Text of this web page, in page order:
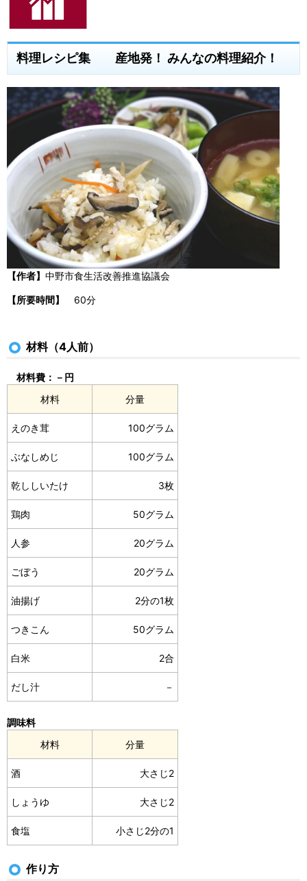
料理レシピ集 産地発！ みんなの料理紹介！
【作者】 中野市食生活改善推進協議会
【所要時間】 60分
材料（4人前）
材料費：－円
材料
分量
えのき茸 100グラム
ぶなしめじ 100グラム
乾ししいたけ 3枚
鶏肉 50グラム
人参 20グラム
ごぼう 20グラム
油揚げ 2分の1枚
つきこん 50グラム
白米 2合
だし汁 －
調味料
材料
分量
酒 大さじ2
しょうゆ 大さじ2
食塩 小さじ2分の1
作り方